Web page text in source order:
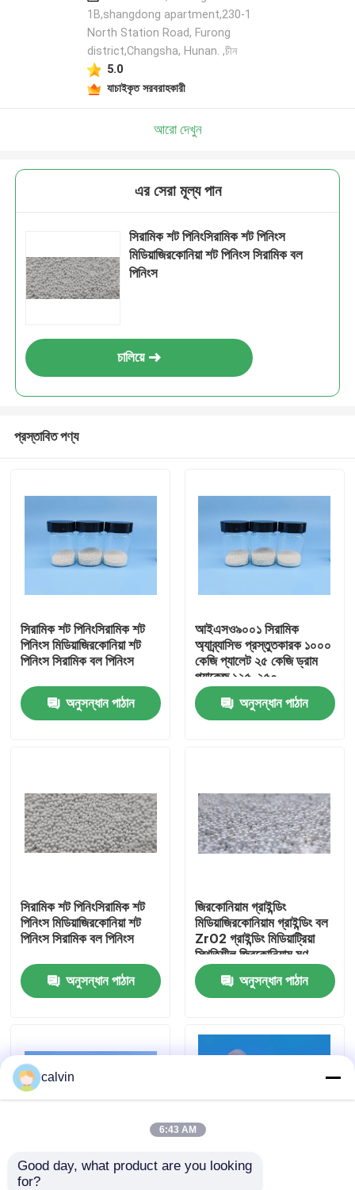
আমাদের সম্পর্কে
মান নিয়ন্ত্রণ
আমাদের সাথে যোগাযোগ করুন
সিরামিক ব্লাস্টিং মিডিয়া
সিরামিক বিস্ফোরণ ঘষিয়া তুলিয়া ফেলিতে সক্ষম
1B,shangdong apartment,230-1
North Station Road, Furong
district,Changsha, Hunan. ,চীন
5.0
যাচাইকৃত সরবরাহকারী
আরো দেখুন
এর সেরা মূল্য পান
সিরামিক শট পিনিংসিরামিক শট পিনিংস
মিডিয়াজিরকোনিয়া শট পিনিংস সিরামিক বল
পিনিংস
চালিয়ে
প্রস্তাবিত পণ্য
সিরামিক শট পিনিংসিরামিক শট
পিনিংস মিডিয়াজিরকোনিয়া শট
পিনিংস সিরামিক বল পিনিংস
অনুসন্ধান পাঠান
আইএসও৯০০১ সিরামিক
অ্যাব্র্যাসিভ প্রস্তুতকারক ১০০০
কেজি প্যালেট ২৫ কেজি ড্রাম
প্যাকেজ ১২৫-২৫০
মাইক্রোমিটার সিরামিক ব্লাস্টিং
গ্রেট B60 B120 B40
অনুসন্ধান পাঠান
সিরামিক শট পিনিংসিরামিক শট
পিনিংস মিডিয়াজিরকোনিয়া শট
পিনিংস সিরামিক বল পিনিংস
অনুসন্ধান পাঠান
জিরকোনিয়াম গ্রাইন্ডিং
মিডিয়াজিরকোনিয়াম গ্রাইন্ডিং বল
ZrO2 গ্রাইন্ডিং মিডিয়াট্রিয়া
স্থিতিশীল জিরকোনিয়াম মণু
অনুসন্ধান পাঠান
কারখানার সরবরাহ জিরকোনিয়াম
calvin
6:43 AM
Good day, what product are you looking
for?